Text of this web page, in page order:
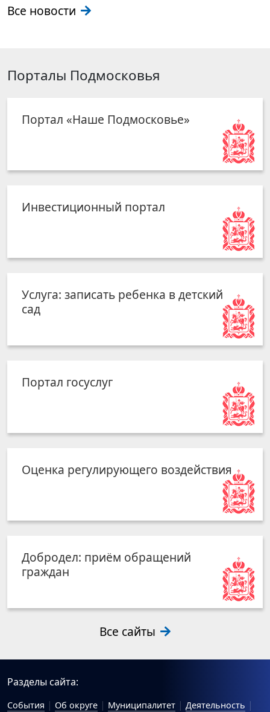
Все новости
Порталы Подмосковья
Портал «Наше Подмосковье»
Инвестиционный портал
Услуга: записать ребенка в детский
сад
Портал госуслуг
Оценка регулирующего воздействия
Добродел: приём обращений
граждан
Все сайты
Разделы сайта:
События Об округе Муниципалитет Деятельность